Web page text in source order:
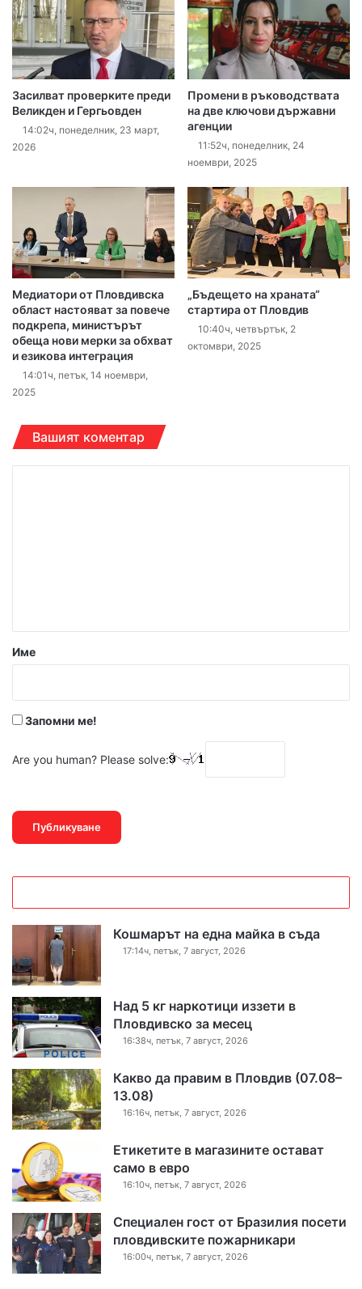
Засилват проверките преди
Великден и Гергьовден
14:02ч, понеделник, 23 март,
2026
Промени в ръководствата
на две ключови държавни
агенции
11:52ч, понеделник, 24
ноември, 2025
Медиатори от Пловдивска
област настояват за повече
подкрепа, министърът
обеща нови мерки за обхват
и езикова интеграция
14:01ч, петък, 14 ноември,
2025
„Бъдещето на храната“
стартира от Пловдив
10:40ч, четвъртък, 2
октомври, 2025
Вашият коментар
р
Име
Запомни ме!
Are you human? Please solve:
Кошмарът на една майка в съда
17:14ч, петък, 7 август, 2026
Над 5 кг наркотици иззети в
Пловдивско за месец
16:38ч, петък, 7 август, 2026
Какво да правим в Пловдив (07.08–
13.08)
16:16ч, петък, 7 август, 2026
Етикетите в магазините остават
само в евро
16:10ч, петък, 7 август, 2026
Специален гост от Бразилия посети
пловдивските пожарникари
16:00ч, петък, 7 август, 2026